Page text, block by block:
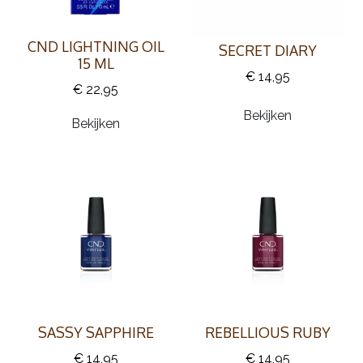
CND LIGHTNING OIL
15 ML
€ 22,95
Bekijken
SECRET DIARY
€ 14,95
Bekijken
SASSY SAPPHIRE
€ 14,95
REBELLIOUS RUBY
€ 14,95